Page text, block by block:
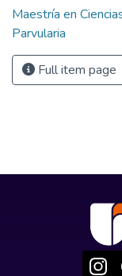
Maestría en
Parvularia
Full item page